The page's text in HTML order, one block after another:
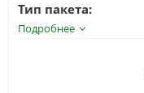
Тип пакета:
Подробнее